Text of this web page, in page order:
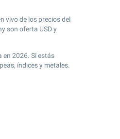
vivo de los precios del
son oferta USD y
en 2026. Si estás
índices y metales.